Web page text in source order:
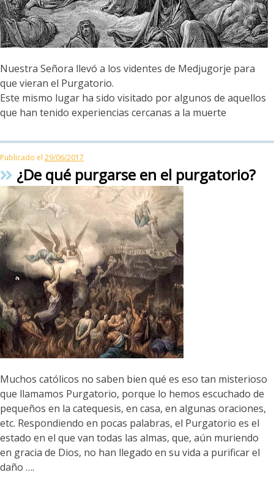
Nuestra Señora llevó a los videntes de Medjugorje para
que vieran el Purgatorio.
Este mismo lugar ha sido visitado por algunos de aquellos
que han tenido experiencias cercanas a la muerte
Publicado el 29/06/2017
¿De qué purgarse en el purgatorio?
Muchos católicos no saben bien qué es eso tan misterioso
que llamamos Purgatorio, porque lo hemos escuchado de
pequeños en la catequesis, en casa, en algunas oraciones,
etc. Respondiendo en pocas palabras, el Purgatorio es el
estado en el que van todas las almas, que, aún muriendo
en gracia de Dios, no han llegado en su vida a purificar el
daño ….